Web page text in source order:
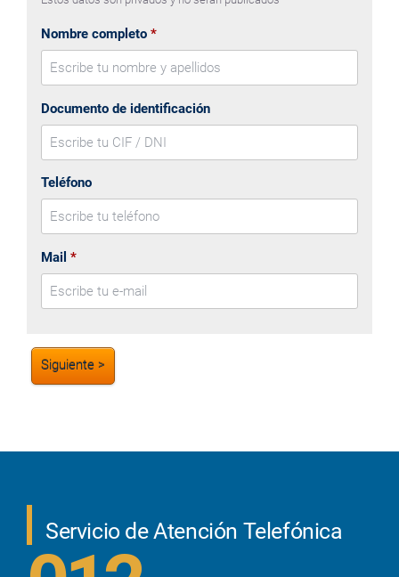
Nombre completo
Documento de identificación
Teléfono
Mail
Servicio de Atención Telefónica